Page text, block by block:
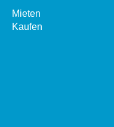
Mieten
Kaufen